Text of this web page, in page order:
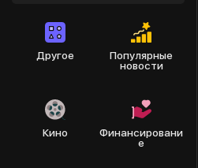
Другое
Популярные
новости
Кино
Финансировани
е